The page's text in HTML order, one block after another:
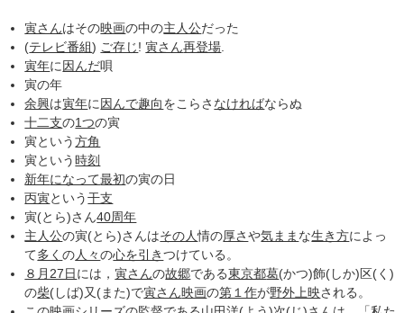
寅さんはその映画の中の主人公だった
(テレビ番組) ご存じ! 寅さん再登場
寅年に因んだ唄
寅の年
余興は寅年に因んで趣向をこらさ なければならぬ
十二支の1つの寅
寅という方角
寅という時刻
新年になって最初の寅の日
丙寅という干支
寅(とら)さん40周年
主人公の寅(とら)さんはその人情の厚さや気まま な生き方によっ
て多くの人々の心を引きつけている。
８月27日には， 寅さんの故郷である東京都葛(かつ)飾(しか)区(く)
の柴(しば)又(また)で寅さん映画の第１作が野外上映される。